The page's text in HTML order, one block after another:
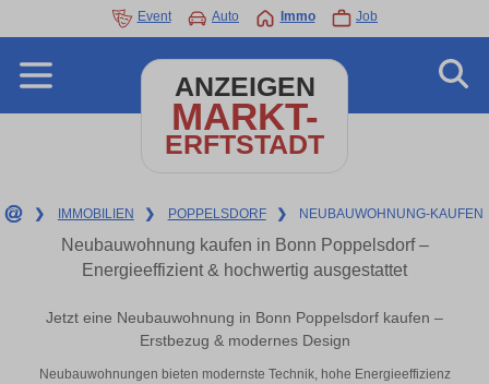
Event Auto Immo Job
ANZEIGEN
MARKT-
ERFTSTADT
❯ IMMOBILIEN ❯ POPPELSDORF ❯ NEUBAUWOHNUNG-KAUFEN
Neubauwohnung kaufen in Bonn Poppelsdorf –
Energieeffizient & hochwertig ausgestattet
Jetzt eine Neubauwohnung in Bonn Poppelsdorf kaufen –
Erstbezug & modernes Design
Neubauwohnungen bieten modernste Technik, hohe Energieeffizienz